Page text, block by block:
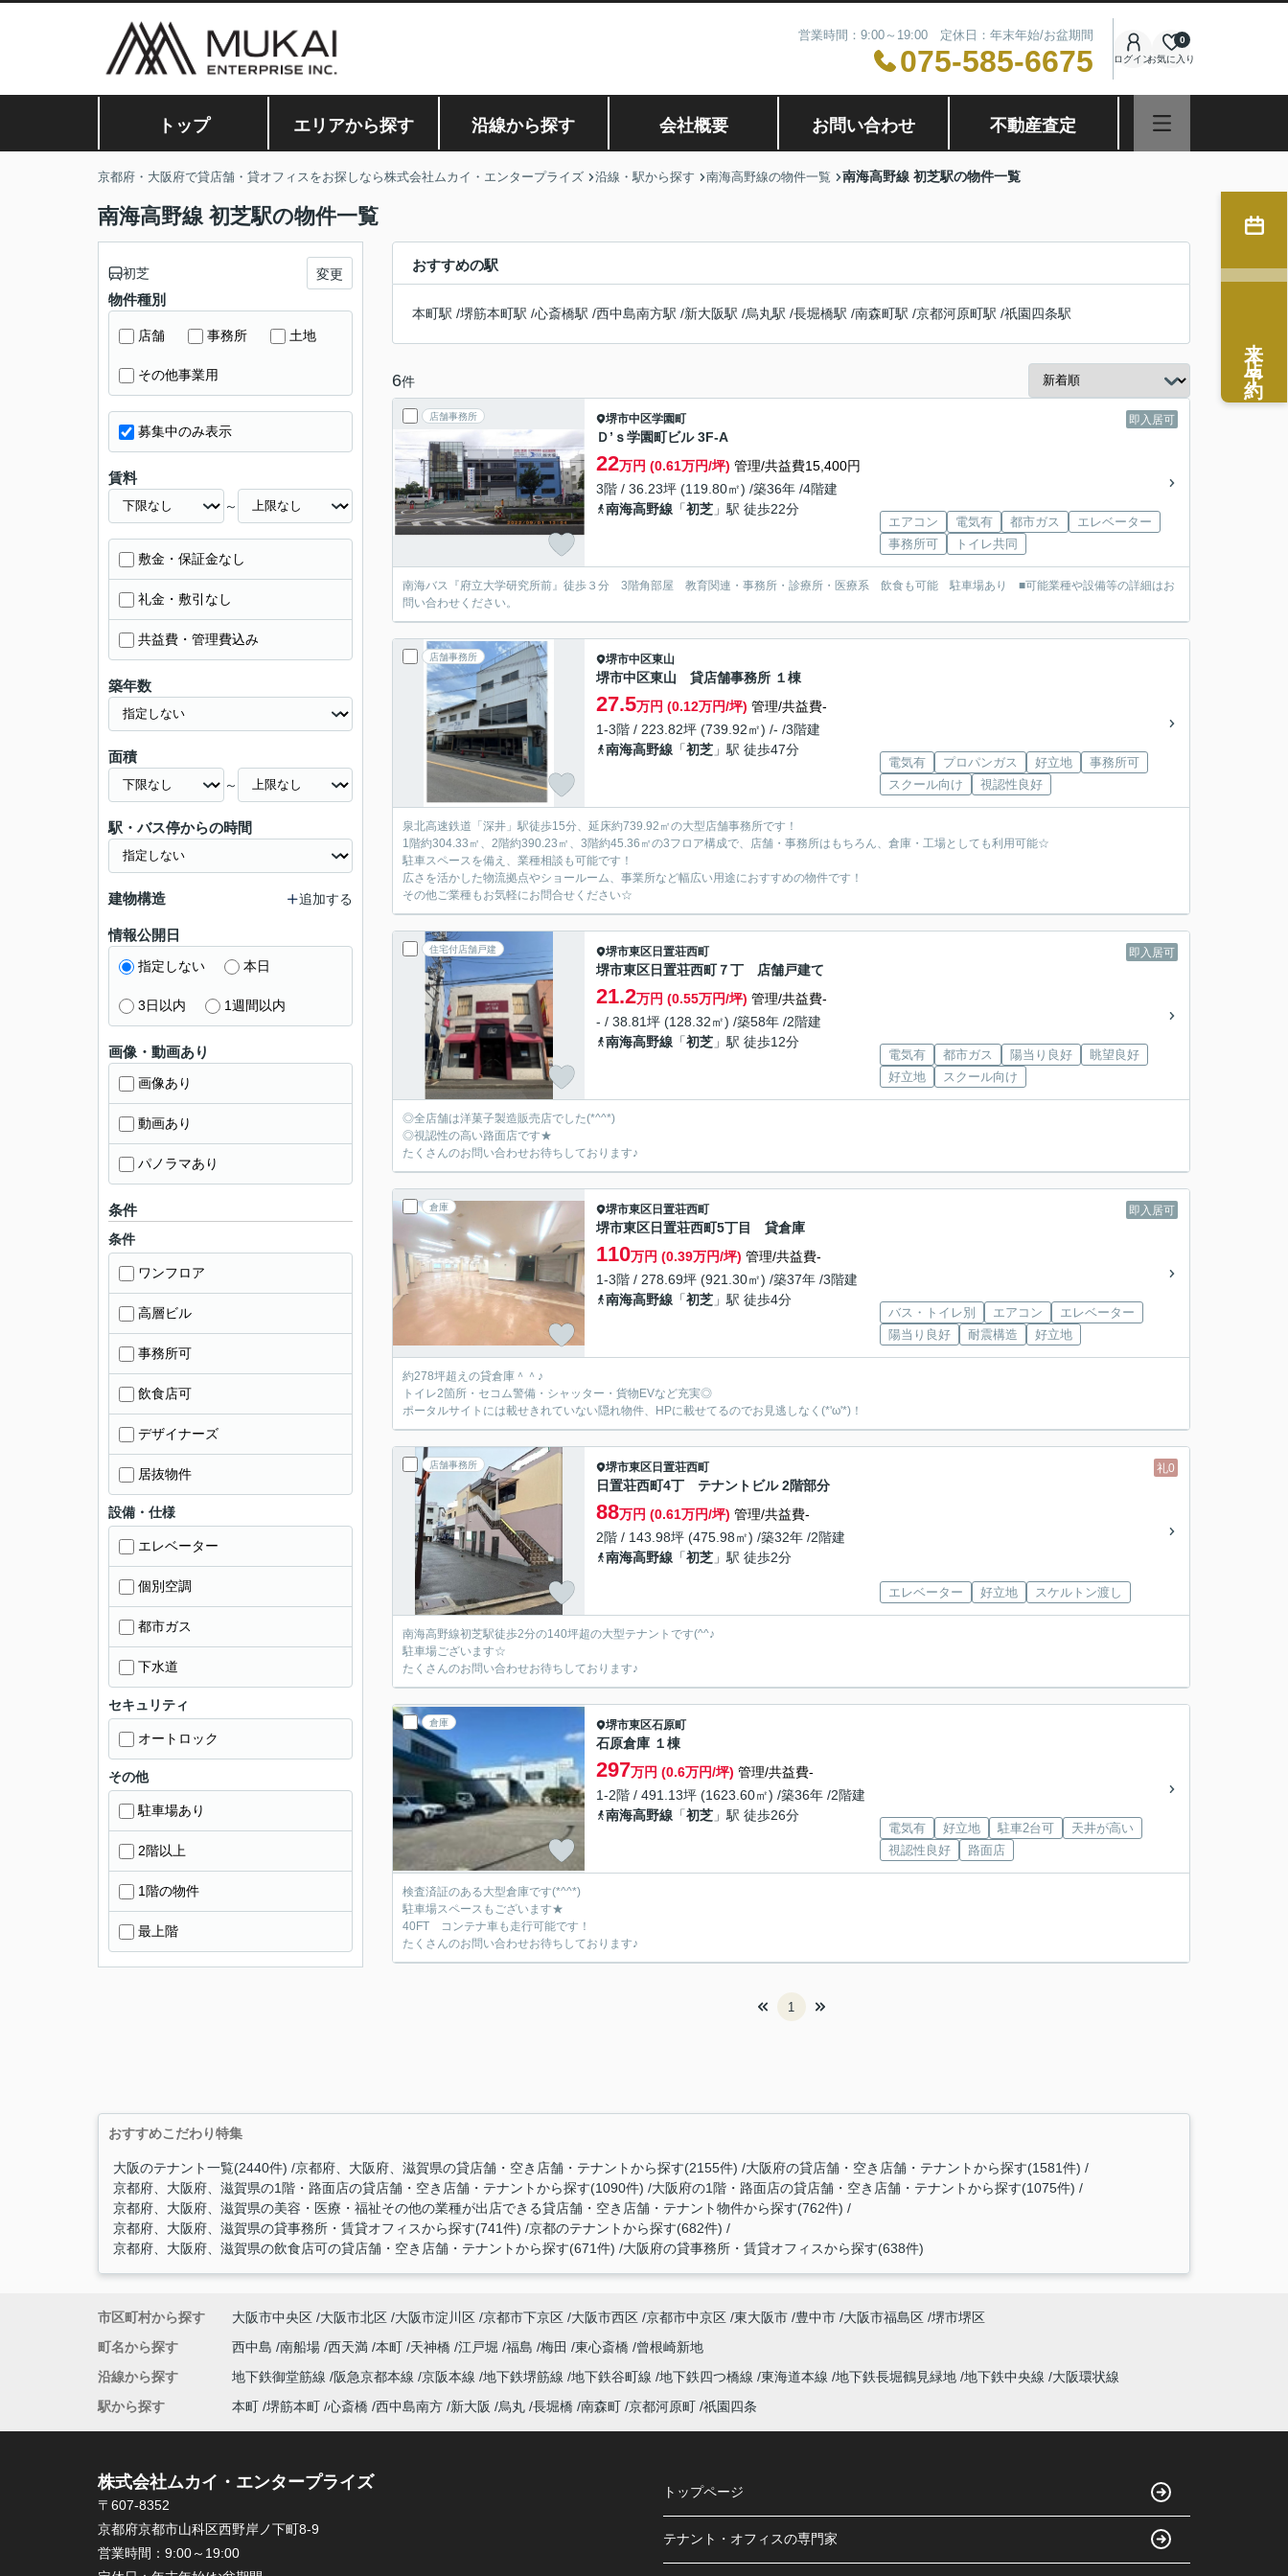
営業時間：9:00～19:00 定休日：年末年始/お盆期間
075-585-6675 ログインお気に入り
0
トップ エリアから探す 沿線から探す 会社概要 お問い合わせ 不動産査定
京都府・大阪府で貸店舗・貸オフィスをお探しなら株式会社ムカイ・エンタープライズ 沿線・駅から探す 南海高野線の物件一覧 南海高野線 初芝駅の物件一覧
南海高野線 初芝駅の物件一覧
おすすめの駅
本町駅 /堺筋本町駅 /心斎橋駅 /西中島南方駅 /新大阪駅 /烏丸駅 /長堀橋駅 /南森町駅 /京都河原町駅 /祇園四条駅
6件
店舗事務所 即入居可
堺市中区学園町
Ｄ’ｓ学園町ビル 3F-A
22万円 (0.61万円/坪) 管理/共益費15,400円
3階 / 36.23坪 (119.80㎡) /築36年 /4階建
南海高野線 「初芝 」駅 徒歩22分
エアコン 電気有 都市ガス
エレベーター
事務所可
トイレ共同
南海バス『府立大学研究所前』徒歩３分 3階角部屋 教育関連・事務所・診療所・医療系 飲食も可能 駐車場あり ■可能業種や設備等の詳細はお
問い合わせください。
店舗事務所 堺市中区東山
堺市中区東山 貸店舗事務所 １棟
27.5万円 (0.12万円/坪) 管理/共益費-
1-3階 / 223.82坪 (739.92㎡) /- /3階建
南海高野線 「初芝 」駅 徒歩47分
電気有 プロパンガス 好立地
事務所可
スクール向け
視認性良好
泉北高速鉄道「深井」駅徒歩15分、延床約739.92㎡の大型店舗事務所です！
1階約304.33㎡、2階約390.23㎡、3階約45.36㎡の3フロア構成で、店舗・事務所はもちろん、倉庫・工場としても利用可能☆
駐車スペースを備え、業種相談も可能です！
広さを活かした物流拠点やショールーム、事業所など幅広い用途におすすめの物件です！
その他ご業種もお気軽にお問合せください☆
住宅付店舗戸建 即入居可
堺市東区 日置荘西町
堺市東区日置荘西町７丁 店舗戸建て
21.2万円 (0.55万円/坪) 管理/共益費-
- / 38.81坪 (128.32㎡) /築58年 /2階建
南海高野線 「初芝 」駅 徒歩12分
電気有 都市ガス 陽当り良好
眺望良好
好立地
スクール向け
◎全店舗は洋菓子製造販売店でした(*^^*)
◎視認性の高い路面店です★
たくさんのお問い合わせお待ちしております♪
倉庫 即入居可
堺市東区 日置荘西町
堺市東区日置荘西町5丁目 貸倉庫
110万円 (0.39万円/坪) 管理/共益費-
1-3階 / 278.69坪 (921.30㎡) /築37年 /3階建
南海高野線 「初芝 」駅 徒歩4分
バス・トイレ別 エアコン
エレベーター
陽当り良好
耐震構造 好立地
約278坪超えの貸倉庫＾＾♪
トイレ2箇所・セコム警備・シャッター・貨物EVなど充実◎
ポータルサイトには載せきれていない隠れ物件、HPに載せてるのでお見逃しなく(*'ω'*)！
店舗事務所 礼0
堺市東区 日置荘西町
日置荘西町4丁 テナントビル 2階部分
88万円 (0.61万円/坪) 管理/共益費-
2階 / 143.98坪 (475.98㎡) /築32年 /2階建
南海高野線 「初芝 」駅 徒歩2分
エレベーター 好立地 スケルトン渡し
南海高野線初芝駅徒歩2分の140坪超の大型テナントです(^^♪
駐車場ございます☆
たくさんのお問い合わせお待ちしております♪
倉庫 堺市東区石原町
石原倉庫 １棟
297万円 (0.6万円/坪) 管理/共益費-
1-2階 / 491.13坪 (1623.60㎡) /築36年 /2階建
南海高野線 「初芝 」駅 徒歩26分
電気有 好立地 駐車2台可
天井が高い
視認性良好
路面店
検査済証のある大型倉庫です(*^^*)
駐車場スペースもございます★
40FT コンテナ車も走行可能です！
たくさんのお問い合わせお待ちしております♪
1
初芝 変更
物件種別
店舗 事務所 土地
その他事業用
募集中のみ表示
賃料
～
敷金・保証金なし
礼金・敷引なし
共益費・管理費込み
築年数
面積
～
駅・バス停からの時間
建物構造 追加する
情報公開日
指定しない 本日
3日以内 1週間以内
画像・動画あり
画像あり
動画あり
パノラマあり
条件
条件
ワンフロア
高層ビル
事務所可
飲食店可
デザイナーズ
居抜物件
設備・仕様
エレベーター
個別空調
都市ガス
下水道
セキュリティ
オートロック
その他
駐車場あり
2階以上
1階の物件
最上階
おすすめこだわり特集
大阪のテナント一覧(2440件) 京都府、大阪府、滋賀県の貸店舗・空き店舗・テナントから探す(2155件)
大阪府の貸店舗・空き店舗・テナントから探す(1581件)
京都府、大阪府、滋賀県の1階・路面店の貸店舗・空き店舗・テナントから探す(1090件)
大阪府の1階・路面店の貸店舗・空き店舗・テナントから探す(1075件)
京都府、大阪府、滋賀県の美容・医療・福祉その他の業種が出店できる貸店舗・空き店舗・テナント物件から探す(762件)
京都府、大阪府、滋賀県の貸事務所・賃貸オフィスから探す(741件) 京都のテナントから探す(682件)
京都府、大阪府、滋賀県の飲食店可の貸店舗・空き店舗・テナントから探す(671件)
大阪府の貸事務所・賃貸オフィスから探す(638件)
来店予約
市区町村から探す 大阪市中央区 大阪市北区 大阪市淀川区 京都市下京区 大阪市西区 京都市中京区 東大阪市 豊中市 大阪市福島区 堺市堺区
町名から探す
西中島 南船場 西天満 本町 天神橋 江戸堀 福島 梅田 東心斎橋
曾根崎新地
沿線から探す
地下鉄御堂筋線 阪急京都本線 京阪本線 地下鉄堺筋線 地下鉄谷町線 地下鉄四つ橋線 東海道本線 地下鉄長堀鶴見緑地 地下鉄中央線
大阪環状線
駅から探す
本町 堺筋本町 心斎橋 西中島南方 新大阪 烏丸 長堀橋 南森町 京都河原町 祇園四条
株式会社ムカイ・エンタープライズ
〒607-8352
京都府京都市山科区西野岸ノ下町8-9
営業時間： 9:00～19:00
トップページ
テナント・オフィスの専門家